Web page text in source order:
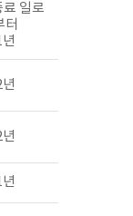
일로
터
년
년
년
년